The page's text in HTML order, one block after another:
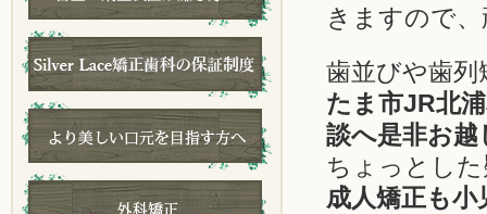
きますので
歯並びや歯
たま市JR北
談へ是非お
ちょっとし
成人矯正も